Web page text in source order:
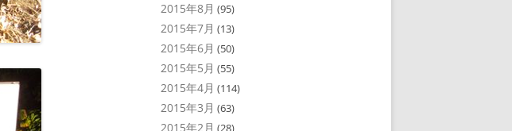
2015年8月 (95)
2015年7月 (13)
2015年6月 (50)
2015年5月 (55)
2015年4月 (114)
2015年3月 (63)
2015年2月 (28)